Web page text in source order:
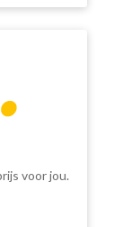
voor jou.